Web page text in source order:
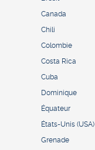
Canada
Chili
Colombie
Costa Rica
Cuba
Dominique
Équateur
États-Unis (USA)
Grenade